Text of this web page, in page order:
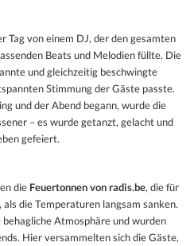
Tag von einem DJ, der den gesamten
Beats und Melodien füllte. Die
und gleichzeitig beschwingte
Stimmung der Gäste passte.
und der Abend begann, wurde die
– es wurde getanzt, gelacht und
gefeiert.
die Feuertonnen von radis.be, die für
die Temperaturen langsam sanken.
Atmosphäre und wurden
Hier versammelten sich die Gäste,